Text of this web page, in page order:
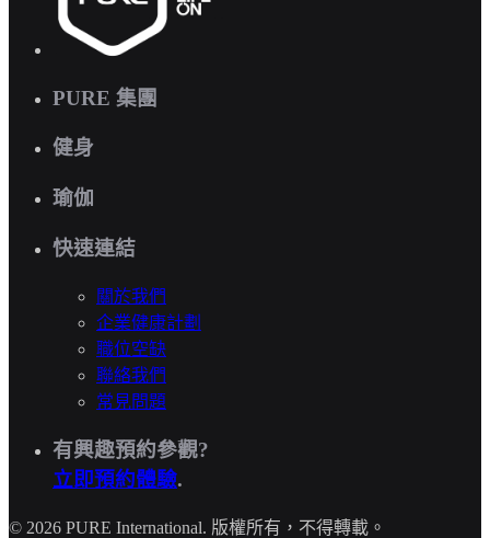
PURE 集團
健身
瑜伽
快速連結
關於我們
企業健康計劃
職位空缺
聯絡我們
常見問題
有興趣預約參觀?
立即預約體驗.
© 2026 PURE International. 版權所有，不得轉載。